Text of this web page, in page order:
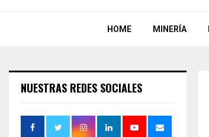
HOME MINERÍA
NUESTRAS REDES SOCIALES